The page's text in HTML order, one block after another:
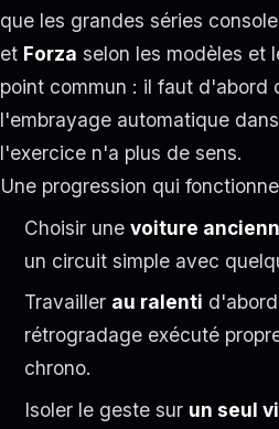
que les grandes séries
et Forza selon les modèles et
point commun : il faut
l'embrayage automatique
l'exercice n'a plus de sens.
Une progression qui
Choisir unevoiture
un circuit simple avec
Travailler au ralenti
rétrogradage exécuté
chrono.
Isoler le geste sur un seul